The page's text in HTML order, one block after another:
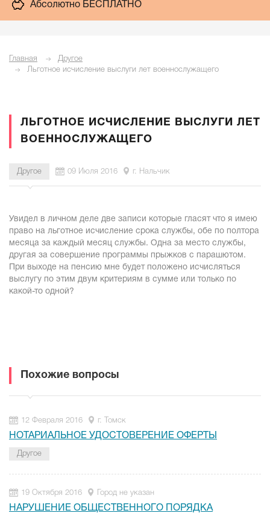
Абсолютно БЕСПЛАТНО
Главная
Другое
Льготное исчисление выслуги лет военнослужащего
ЛЬГОТНОЕ ИСЧИСЛЕНИЕ ВЫСЛУГИ ЛЕТ
ВОЕННОСЛУЖАЩЕГО
Другое 09 Июля 2016 г. Нальчик
Увидел в личном деле две записи которые гласят что я имею
право на льготное исчисление срока службы, обе по полтора
месяца за каждый месяц службы. Одна за место службы,
другая за совершение программы прыжков с парашютом.
При выходе на пенсию мне будет положено исчисляться
выслугу по этим двум критериям в сумме или только по
какой-то одной?
Похожие вопросы
12 Февраля 2016 г. Томск
НОТАРИАЛЬНОЕ УДОСТОВЕРЕНИЕ ОФЕРТЫ
Другое
19 Октября 2016 Город не указан
НАРУШЕНИЕ ОБЩЕСТВЕННОГО ПОРЯДКА